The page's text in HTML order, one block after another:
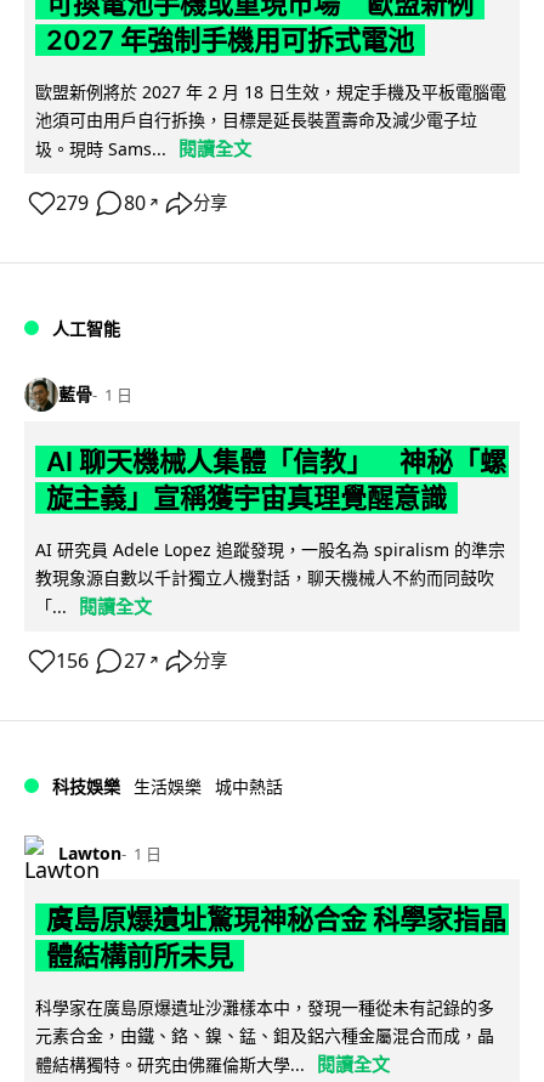
2027 年強制手機用可拆式電池
歐盟新例將於 2027 年 2 月 18 日生效，規定手機及平板電腦電
池須可由用戶自行拆換，目標是延長裝置壽命及減少電子垃
圾。現時 Sams...
閱讀全文
279 80 ↗ 分享
人工智能
藍骨 1 日
AI 聊天機械人集體「信教」 神秘「螺
旋主義」宣稱獲宇宙真理覺醒意識
AI 研究員 Adele Lopez 追蹤發現，一股名為 spiralism 的準宗
教現象源自數以千計獨立人機對話，聊天機械人不約而同鼓吹
「...
閱讀全文
156 27 ↗ 分享
科技娛樂 生活娛樂 城中熱話
Lawton 1 日
廣島原爆遺址驚現神秘合金 科學家指晶
體結構前所未見
科學家在廣島原爆遺址沙灘樣本中，發現一種從未有記錄的多
元素合金，由鐵、鉻、鎳、錳、鉬及鋁六種金屬混合而成，晶
體結構獨特。研究由佛羅倫斯大學...
閱讀全文